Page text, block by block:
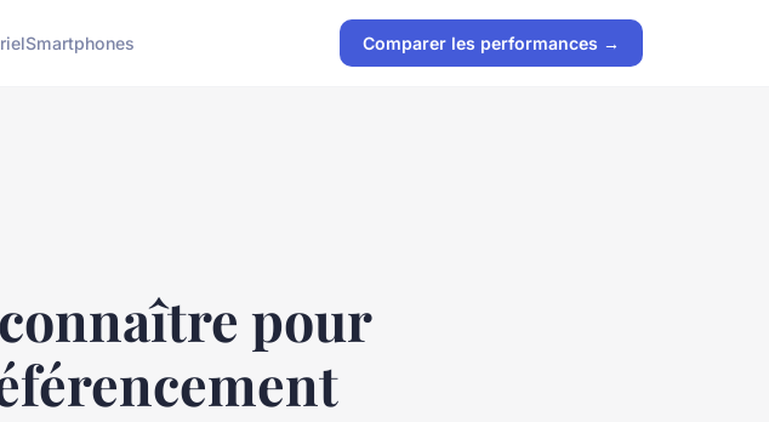
Smartphones Comparer les performances →
pour